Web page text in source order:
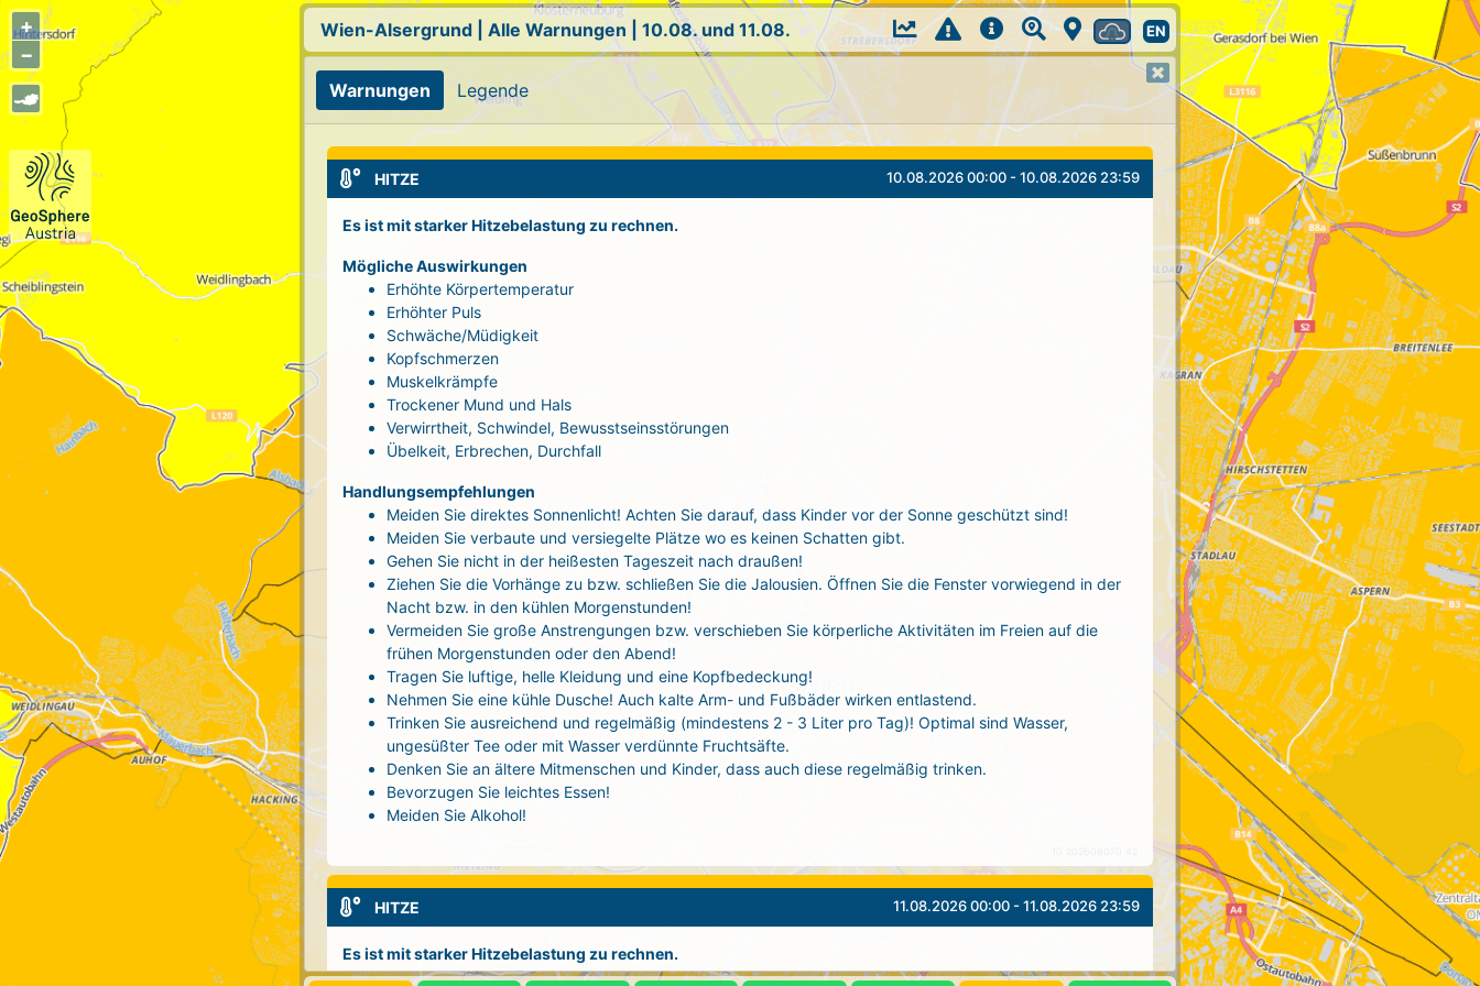
+
−
Wien-Alsergrund Alle Warnungen| 10.08. und 11.08. EN
Warnungen Legende
HITZE 10.08.2026 00:00 - 10.08.2026 23:59
Es ist mit starker Hitzebelastung zu rechnen.
Mögliche Auswirkungen
Erhöhte Körpertemperatur
Erhöhter Puls
Schwäche/Müdigkeit
Kopfschmerzen
Muskelkrämpfe
Trockener Mund und Hals
Verwirrtheit, Schwindel, Bewusstseinsstörungen
Übelkeit, Erbrechen, Durchfall
Handlungsempfehlungen
Meiden Sie direktes Sonnenlicht! Achten Sie darauf, dass Kinder vor der Sonne geschützt sind!
Meiden Sie verbaute und versiegelte Plätze wo es keinen Schatten gibt.
Gehen Sie nicht in der heißesten Tageszeit nach draußen!
Ziehen Sie die Vorhänge zu bzw. schließen Sie die Jalousien. Öffnen Sie die Fenster vorwiegend in der
Nacht bzw. in den kühlen Morgenstunden!
Vermeiden Sie große Anstrengungen bzw. verschieben Sie körperliche Aktivitäten im Freien auf die
frühen Morgenstunden oder den Abend!
Tragen Sie luftige, helle Kleidung und eine Kopfbedeckung!
Nehmen Sie eine kühle Dusche! Auch kalte Arm- und Fußbäder wirken entlastend.
Trinken Sie ausreichend und regelmäßig (mindestens 2 - 3 Liter pro Tag)! Optimal sind Wasser,
ungesüßter Tee oder mit Wasser verdünnte Fruchtsäfte.
Denken Sie an ältere Mitmenschen und Kinder, dass auch diese regelmäßig trinken.
Bevorzugen Sie leichtes Essen!
Meiden Sie Alkohol!
HITZE 11.08.2026 00:00 - 11.08.2026 23:59
Es ist mit starker Hitzebelastung zu rechnen.